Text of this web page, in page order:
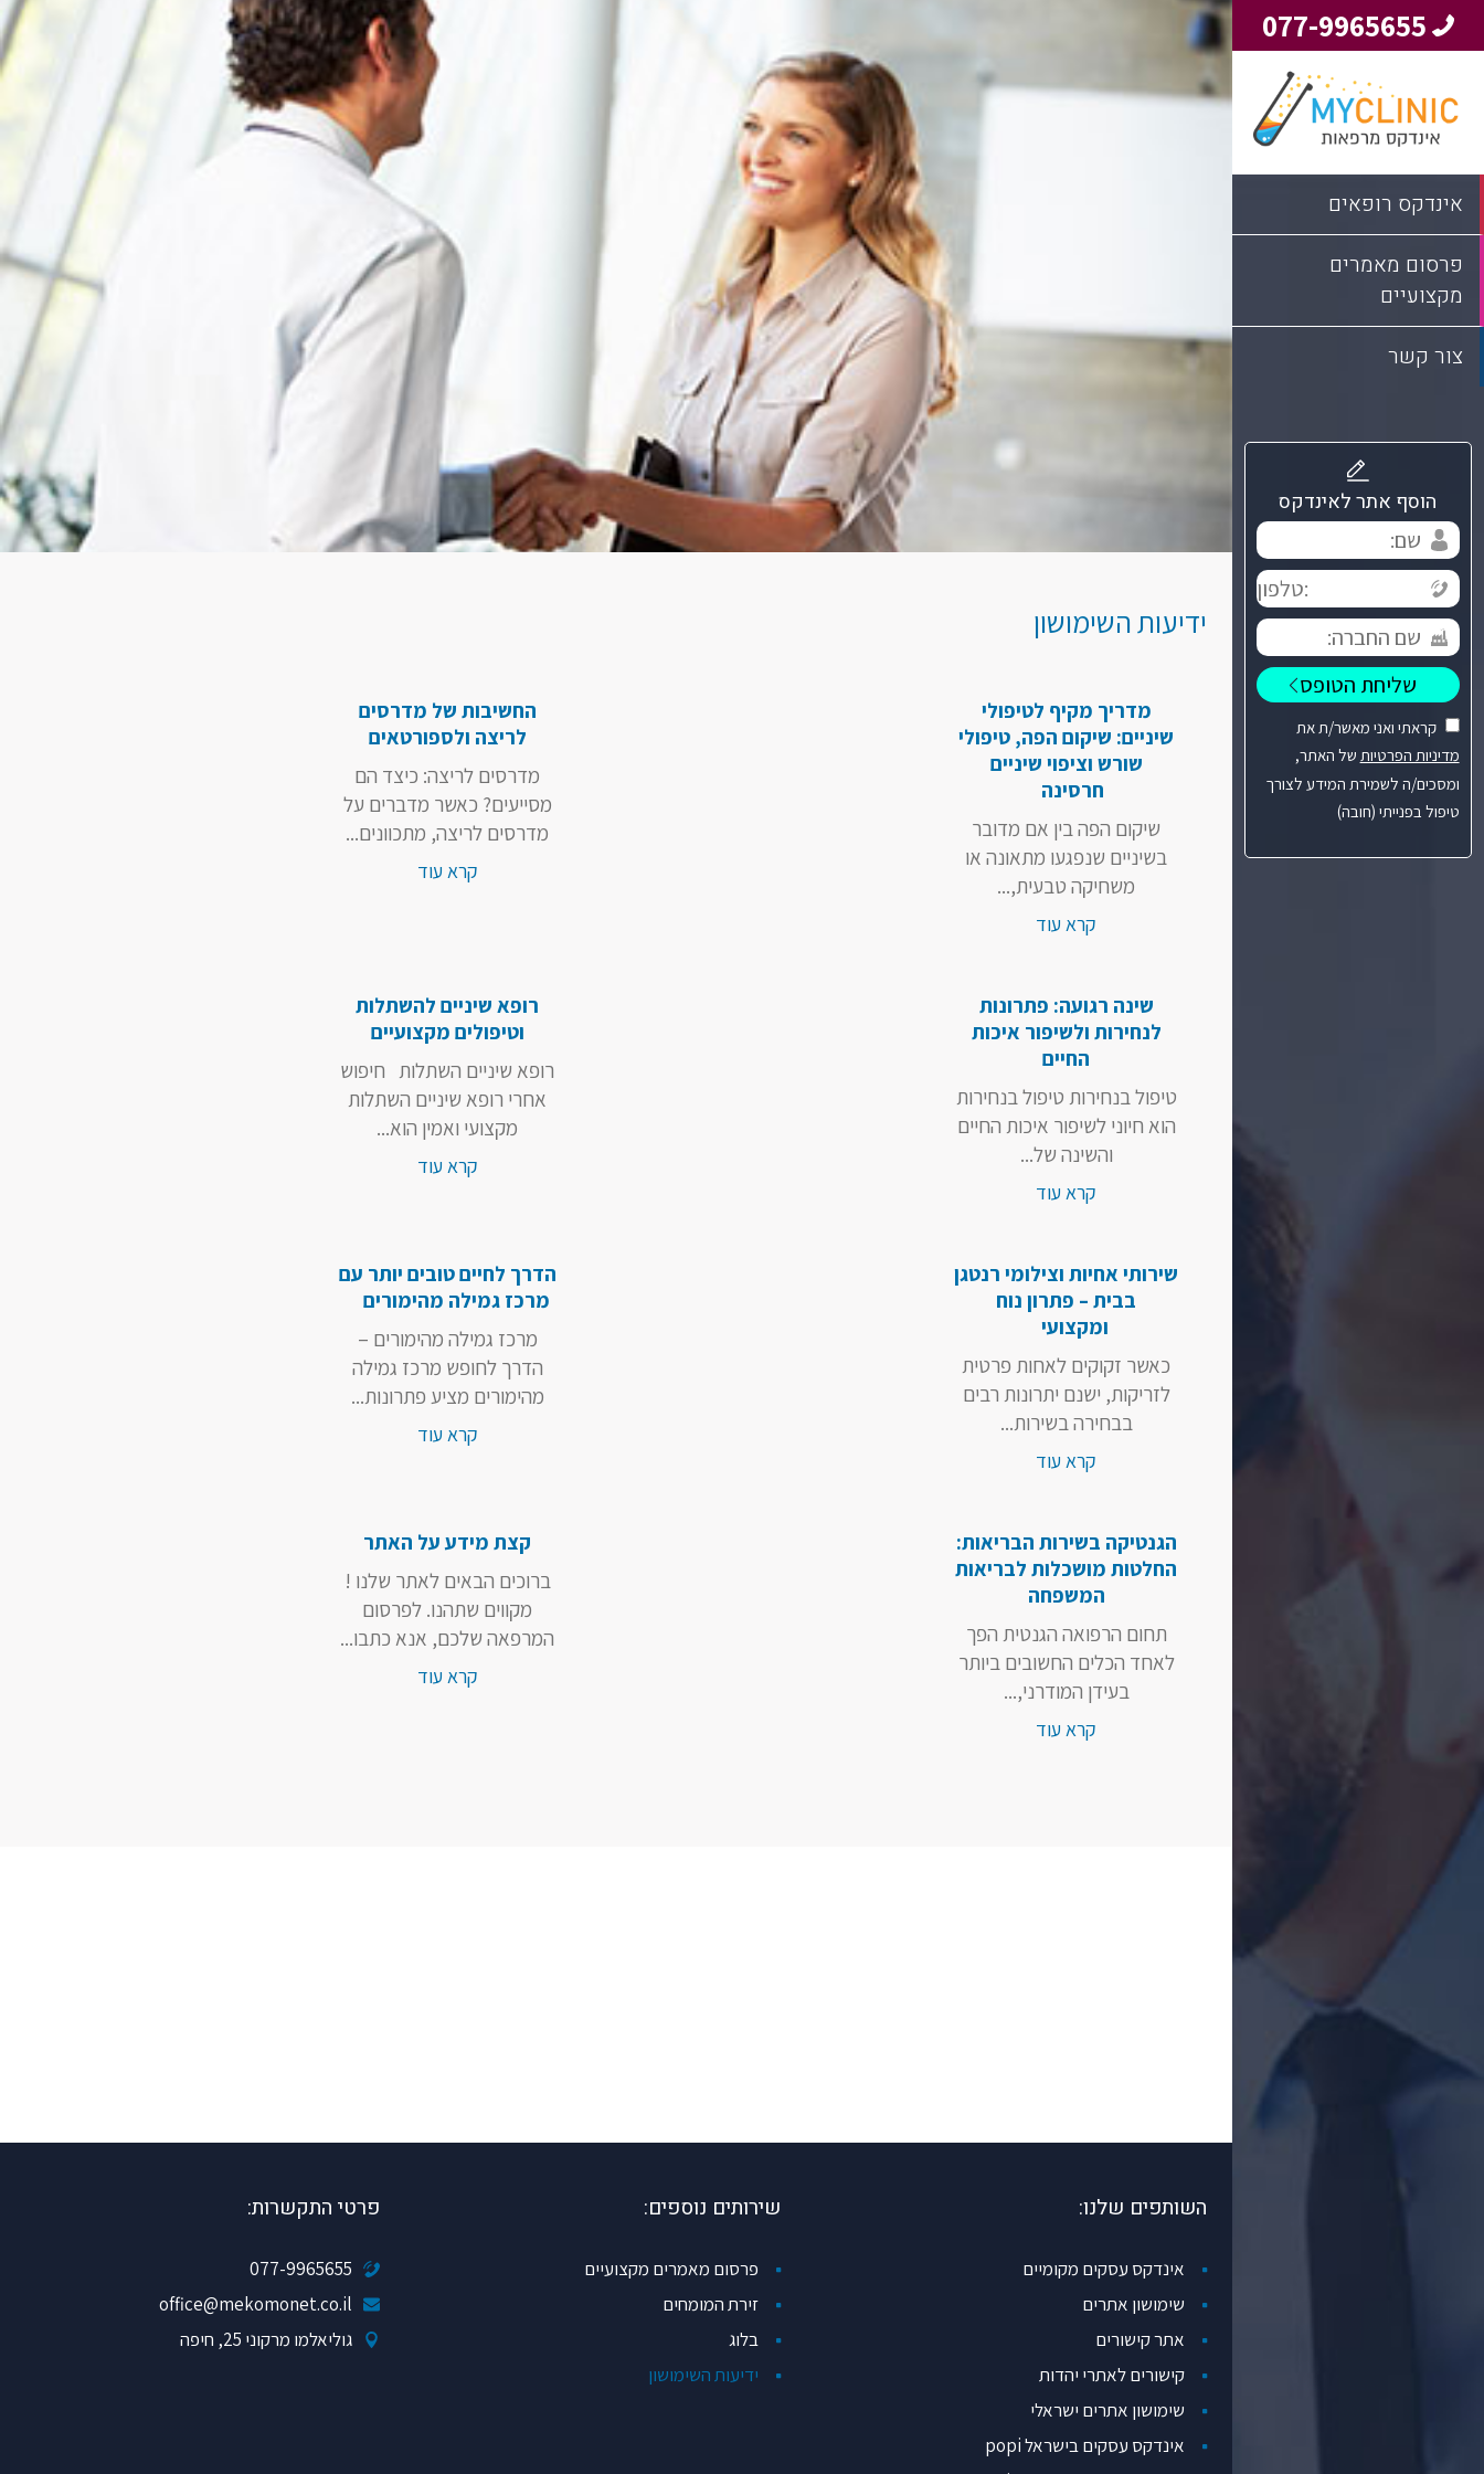
077-9965655
אינדקס רופאים
פרסום מאמרים
מקצועיים
צור קשר
הוסף אתר לאינדקס
קראתי ואני מאשר/ת את
מדיניות הפרטיות של האתר,
ומסכים/ה לשמירת המידע לצורך
טיפול בפנייתי (חובה)
ידיעות השימושון
מדריך מקיף לטיפולי
שיניים: שיקום הפה, טיפולי
שורש וציפוי שיניים
חרסינה
שיקום הפה בין אם מדובר
בשיניים שנפגעו מתאונה או
משחיקה טבעית,...
קרא עוד
החשיבות של מדרסים
לריצה ולספורטאים
מדרסים לריצה: כיצד הם
מסייעים? כאשר מדברים על
מדרסים לריצה, מתכוונים...
קרא עוד
שינה רגועה: פתרונות
לנחירות ולשיפור איכות
החיים
טיפול בנחירות טיפול בנחירות
הוא חיוני לשיפור איכות החיים
והשינה של...
קרא עוד
רופא שיניים להשתלות
וטיפולים מקצועיים
רופא שיניים השתלות חיפוש
אחרי רופא שיניים השתלות
מקצועי ואמין הוא...
קרא עוד
שירותי אחיות וצילומי רנטגן
בבית – פתרון נוח
ומקצועי
כאשר זקוקים לאחות פרטית
לזריקות, ישנם יתרונות רבים
בבחירה בשירות...
קרא עוד
הדרך לחיים טובים יותר עם
מרכז גמילה מהימורים
מרכז גמילה מהימורים –
הדרך לחופש מרכז גמילה
מהימורים מציע פתרונות...
קרא עוד
הגנטיקה בשירות הבריאות:
החלטות מושכלות לבריאות
המשפחה
תחום הרפואה הגנטית הפך
לאחד הכלים החשובים ביותר
בעידן המודרני,...
קרא עוד
קצת מידע על האתר
ברוכים הבאים לאתר שלנו !
מקווים שתהנו. לפרסום
המרפאה שלכם, אנא כתבו...
קרא עוד
השותפים שלנו:
אינדקס עסקים מקומיים
שימושון אתרים
אתר קישורים
קישורים לאתרי יהדות
שימושון אתרים ישראלי
אינדקס עסקים בישראל popi
שירותים נוספים:
פרסום מאמרים מקצועיים
זירת המומחים
בלוג
ידיעות השימושון
פרטי התקשרות:
077-9965655
office@mekomonet.co.il
גוליאלמו מרקוני 25, חיפה